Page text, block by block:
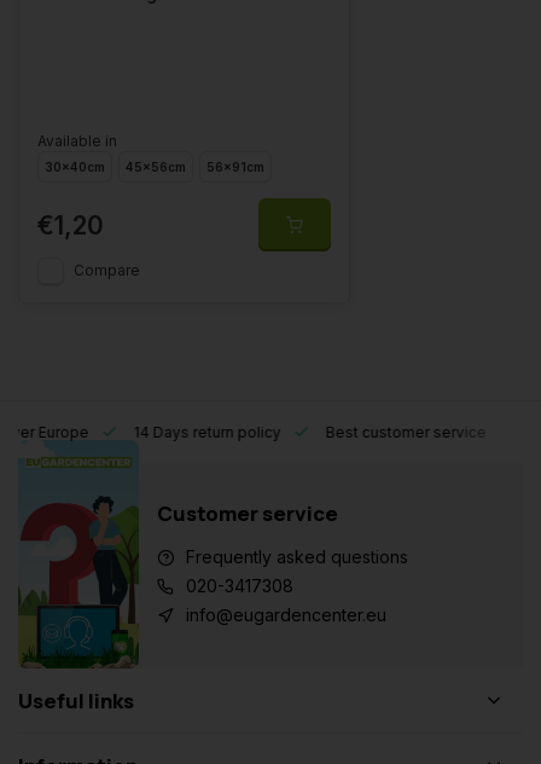
Available in
30x40cm 45x56cm 56x91cm
€1,20
Compare
Europe 14 Days return policy Best customer service
Customer service
Frequently asked questions
020-3417308
info@eugardencenter.eu
Useful links